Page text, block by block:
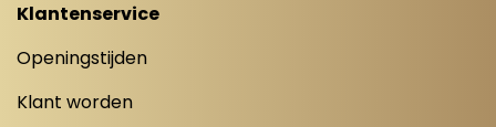
Klantenservice
Openingstijden
Klant worden